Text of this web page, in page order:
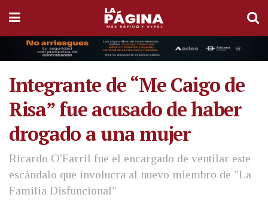
Integrante de “Me Caigo de
Risa” fue acusado de haber
drogado a una mujer
Ricardo O'Farril fue el encargado de ventilar este
escándalo que involucra al nuevo miembro de "La
Familia Disfuncional"